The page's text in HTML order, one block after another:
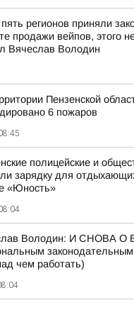
пять регионов приняли
продажи вейпов, этого
Вячеслав Володин
Пензенской
6 пожаров
полицейские и
зарядку для
«Юность»
Володин: И СНОВА О
чем работать)